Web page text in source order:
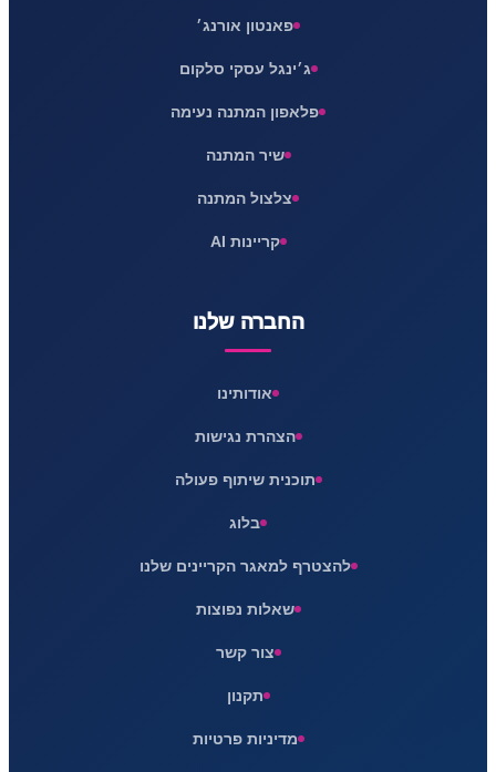
פאנטון אורנג׳
ג׳ינגל עסקי סלקום
פלאפון המתנה נעימה
שיר המתנה
צלצול המתנה
קריינות AI
החברה שלנו
אודותינו
הצהרת נגישות
תוכנית שיתוף פעולה
בלוג
להצטרף למאגר הקריינים שלנו
שאלות נפוצות
צור קשר
תקנון
מדיניות פרטיות